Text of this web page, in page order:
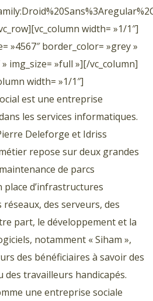
width= »1/1″]
»4567″ border_color= »grey »
img_size= »full »][/vc_column]
width= »1/1″]
est une entreprise
les services informatiques.
Deleforge et Idriss
repose sur deux grandes
de parcs
d’infrastructures
des serveurs, des
part, le développement et la
notamment « Siham »,
des bénéficiaires à savoir des
travailleurs handicapés.
une entreprise sociale